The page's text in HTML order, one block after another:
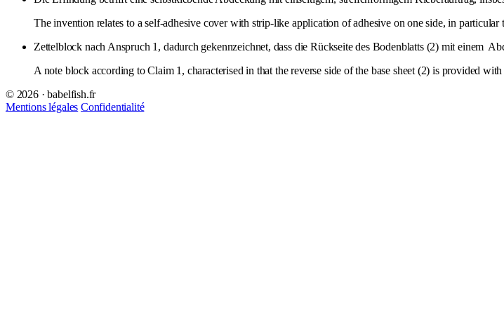
The invention relates to a self-adhesive cover with strip-like application of adhesive on one side, in
Zettelblock nach Anspruch 1, dadurch gekennzeichnet, dass die Rückseite des Bodenblatts (2) mit einem
A note block according to Claim 1, characterised in that the reverse side of the base sheet (2) is provided
© 2026 · babelfish.fr
Mentions légales Confidentialité